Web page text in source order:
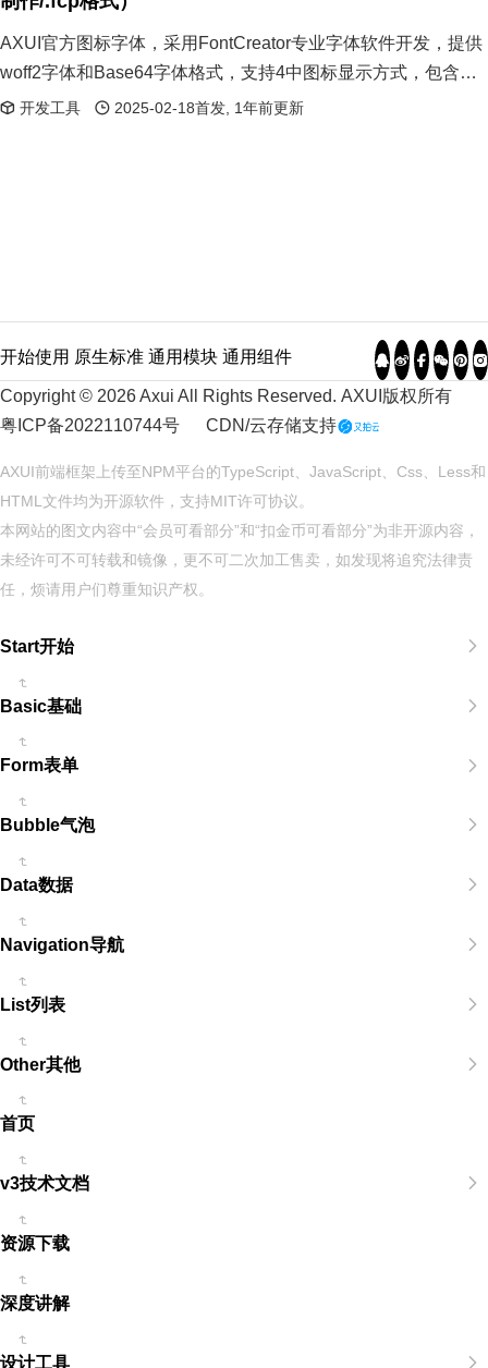
AXUI官方图标字体，采用FontCreator专业字体软件开发，提供
woff2字体和Base64字体格式，支持4中图标显示方式，包含了
使用手册，可以自行扩充图标库
开发工具 2025-02-18首发, 1年前更新
开始使用 原生标准 通用模块 通用组件
Copyright © 2026 Axui All Rights Reserved. AXUI 版权所有
粤ICP备2022110744号
CDN/云存储支持
AXUI前端框架上传至NPM平台的TypeScript、JavaScript、Css、Less和
HTML文件均为开源软件，支持 MIT许可协议。
本网站的图文内容中“会员可看部分”和“扣金币可看部分”为非开源内容，
未经许可不可转载和镜像，更不可二次加工售卖，如发现将追究法律责
任，烦请用户们尊重知识产权。
Start开始
Basic基础
Form表单
Bubble气泡
Data数据
Navigation导航
List列表
Other其他
首页
v3技术文档
资源下载
深度讲解
设计工具